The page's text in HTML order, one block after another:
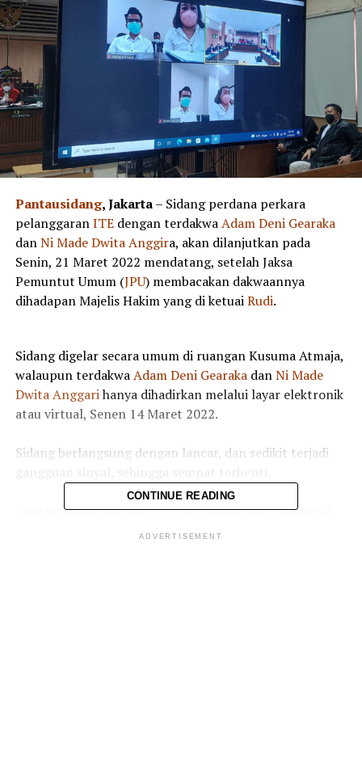
Pantausidang, Jakarta– Sidang perdana perkara
pelanggaranITEdengan terdakwaAdam Deni Gearaka
danNiMade Dwita Anggira, akan dilanjutkan pada
Senin, 21 Maret 2022 mendatang, setelah Jaksa
Pemuntut Umum (JPU) membacakan dakwaannya
dihadapan Majelis Hakim yang di ketuaiRudi.
Sidang digelar secara umum di ruangan Kusuma Atmaja,
walaupun terdakwaAdam Deni GearakadanNi Made
DwitaAnggarihanya dihadirkan melalui layar elektronik
atau virtual, Senen 14 Maret 2022.
Sidang berlangsung dengan lancar, dan sedikit terjadi
Sekedar untuk diketahui, proses hukum yang menjerat
Gearaka, hingga ditangkap tim
CONTINUE READING
ADVERTISEMENT